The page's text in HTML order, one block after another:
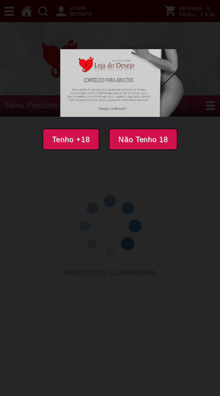
Tenho +18 Não Tenho 18
LOGIN
REGISTO
ARTIGOS:
0
TOTAL: € 0,00
Menu Produtos